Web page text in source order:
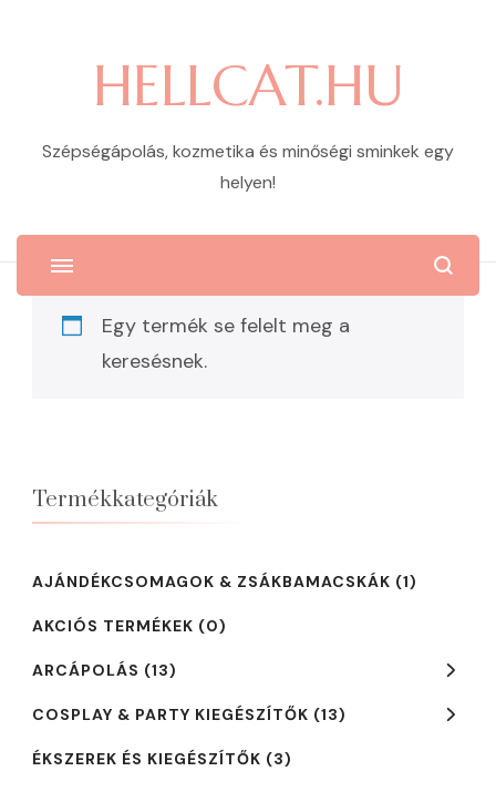
HELLCAT.HU
Szépségápolás, kozmetika és minőségi sminkek egy
helyen!
Egy termék se felelt meg a
keresésnek.
Termékkategóriák
AJÁNDÉKCSOMAGOK & ZSÁKBAMACSKÁK (1)
AKCIÓS TERMÉKEK (0)
ARCÁPOLÁS (13)
COSPLAY & PARTY KIEGÉSZÍTŐK (13)
ÉKSZEREK ÉS KIEGÉSZÍTŐK (3)